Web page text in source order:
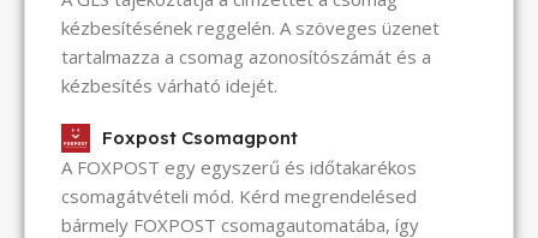
kézbesítésének reggelén. A szöveges üzenet
tartalmazza a csomag azonosítószámát és a
kézbesítés várható idejét.
Foxpost Csomagpont
A FOXPOST egy egyszerű és időtakarékos
csomagátvételi mód. Kérd megrendelésed
bármely FOXPOST csomagautomatába, így